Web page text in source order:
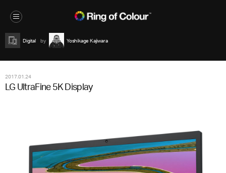
Digital Yoshikage Kajiwara
2017.01.24
LG UltraFine 5K Display